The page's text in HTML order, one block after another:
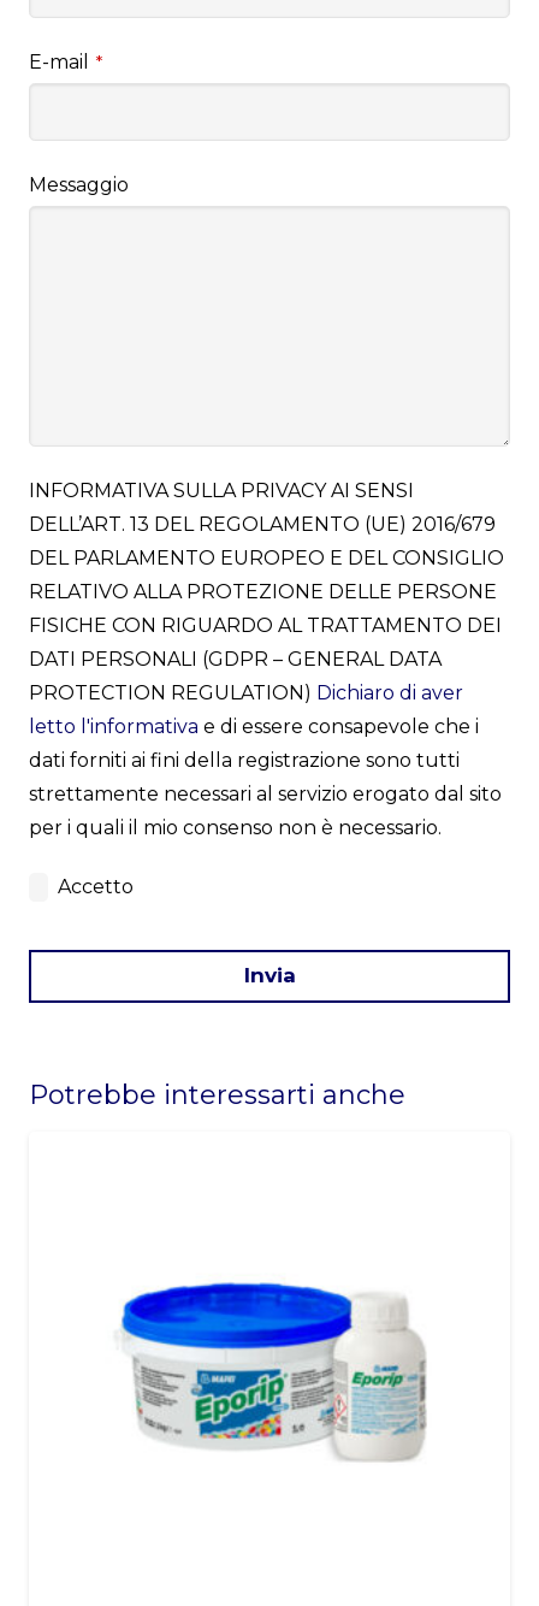
E-mail *
Messaggio
INFORMATIVA SULLA PRIVACY AI SENSI
DELL’ART. 13 DEL REGOLAMENTO (UE) 2016/679
DEL PARLAMENTO EUROPEO E DEL CONSIGLIO
RELATIVO ALLA PROTEZIONE DELLE PERSONE
FISICHE CON RIGUARDO AL TRATTAMENTO DEI
DATI PERSONALI (GDPR – GENERAL DATA
PROTECTION REGULATION) Dichiaro di aver
letto l'informativa e di essere consapevole che i
dati forniti ai fini della registrazione sono tutti
strettamente necessari al servizio erogato dal sito
per i quali il mio consenso non è necessario.
Accetto
Invia
should
Potrebbe interessarti anche